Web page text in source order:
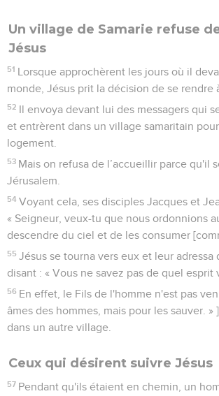
Un village de Samarie refuse
Jésus
51 Lorsque approchèrent les jours où il
monde, Jésus prit la décision de se rendre
52 Il envoya devant lui des messagers qui
et entrèrent dans un village samaritain
logement.
53 Mais on refusa de l’accueillir parce qu'il
Jérusalem.
54 Voyant cela, ses disciples Jacques et
« Seigneur, veux-tu que nous ordonnions
descendre du ciel et de les consumer
55 Jésus se tourna vers eux et leur adressa
disant : « Vous ne savez pas de quel esprit
56 En effet, le Fils de l'homme n'est pas
âmes des hommes, mais pour les sauver. »
dans un autre village.
Ceux qui désirent suivre Jésus
57 Pendant qu'ils étaient en chemin, un